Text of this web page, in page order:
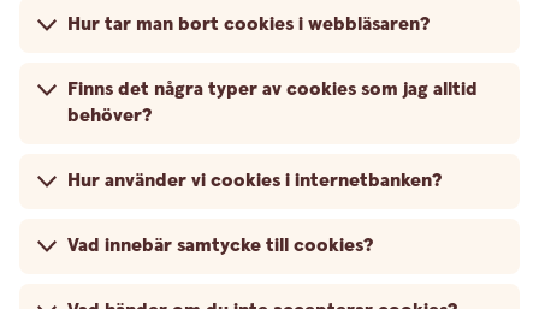
Hur tar man bort cookies i webbläsaren?
Finns det några typer av cookies som jag alltid
behöver?
Hur använder vi cookies i internetbanken?
Vad innebär samtycke till cookies?